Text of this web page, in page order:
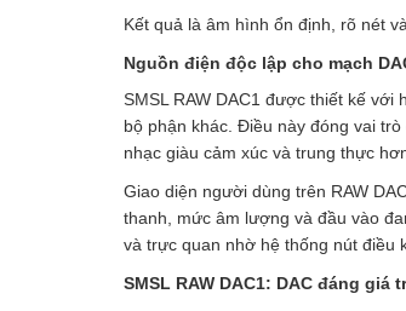
Kết quả là âm hình ổn định, rõ nét
Nguồn điện độc lập cho mạch
SMSL RAW DAC1 được thiết kế
bộ phận khác. Điều này đóng vai
nhạc giàu cảm xúc và trung thực
Giao diện người dùng trên RAW
thanh, mức âm lượng và đầu vào
và trực quan nhờ hệ thống nút điều
SMSL RAW DAC1: DAC đáng giá